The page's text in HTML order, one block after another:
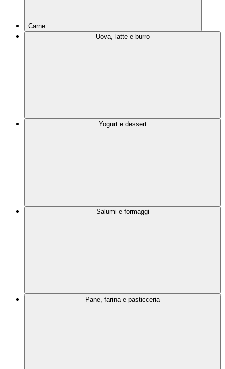
Carne
Uova, latte e burro
Yogurt e dessert
Salumi e formaggi
Pane, farina e pasticceria